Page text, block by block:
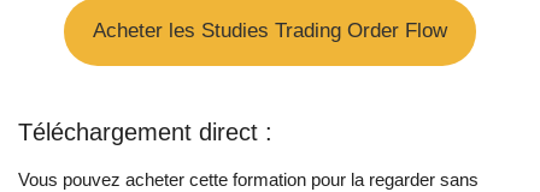
Acheter les Studies Trading Order Flow
Téléchargement direct :
Vous pouvez acheter cette formation pour la regarder sans